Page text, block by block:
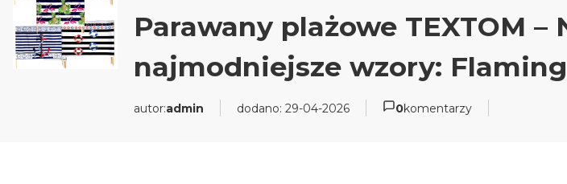
Parawany plażowe TEXTOM
najmodniejsze wzory:
autor:admin dodano: 29-04-2026 0komentarzy